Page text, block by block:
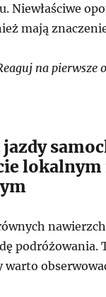
Niewłaściwe
mają
na pierwsze
lokalnym
podróżowania.
warto